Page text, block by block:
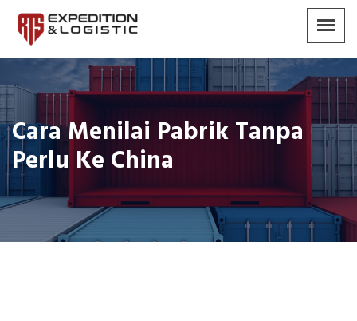
Cara Menilai Pabrik Tanpa
Perlu Ke China